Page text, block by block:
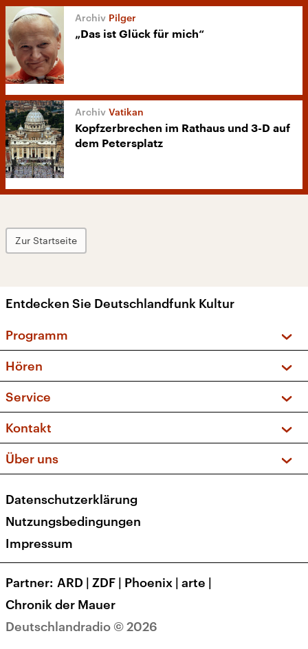
Pilger
„Das ist Glück für mich“
Vatikan
Kopfzerbrechen im Rathaus und 3-D auf
dem Petersplatz
Zur Startseite
Entdecken Sie Deutschlandfunk Kultur
Programm
Sendungen und Podcasts
Musikliste
Kakadu – Das Kinderprogramm
Hören
Frequenzen (UKW + DAB+)
Service
FAQ
Apps
Newsletter
Veranstaltungen
Kontakt
Social Media
Über uns
Presse
Karriere
Transparenz
Deutschlandradio © 2026
Datenschutzerklärung
Nutzungsbedingungen
Impressum
Partner ARD | ZDF | Phoenix | arte |
Chronik der Mauer